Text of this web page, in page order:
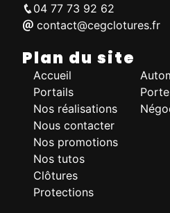
04 77 73 92 62
contact@cegclotures.fr
Plan du site
Accueil
Portails
Nos réalisations
Nous contacter
Nos promotions
Nos tutos
Clôtures
Protections